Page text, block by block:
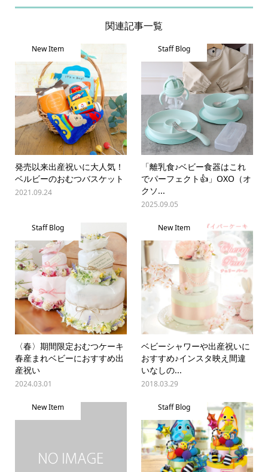
関連記事一覧
New Item
発売以来出産祝いに大人気！
ベルビーのおむつバスケット
2021.09.24
Staff Blog
「離乳食♪ベビー食器はこれ
でパーフェクト👍️」OXO（オ
クソ...
2025.09.05
Staff Blog
〈春〉期間限定おむつケーキ
春産まれベビーにおすすめ出
産祝い
2024.03.01
New Item
ベビーシャワーや出産祝いに
おすすめ♪インスタ映え間違
いなしの...
2018.03.29
New Item Staff Blog